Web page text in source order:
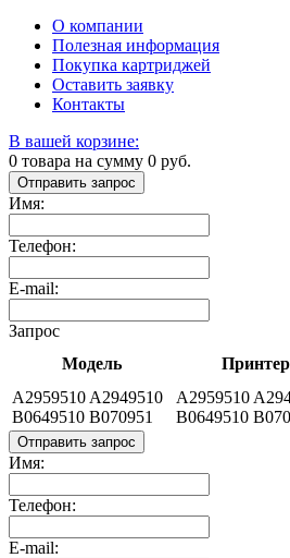
О компании
Полезная информация
Покупка картриджей
Оставить заявку
Контакты
В вашей корзине:
0 товара на сумму 0 руб.
Отправить запрос
Имя:
Телефон:
E-mail:
Запрос
Модель
Принтер
A2959510 A2949510
B0649510 B070951
A2959510
B0649510
Отправить запрос
Имя:
Телефон:
E-mail: